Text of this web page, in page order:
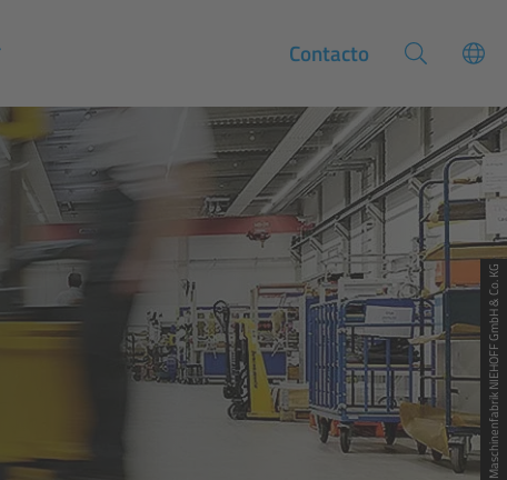
Contacto
© Maschinenfabrik NIEHOFF GmbH & Co. KG